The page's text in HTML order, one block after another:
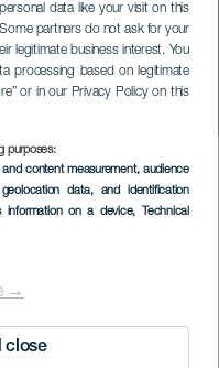
data like your visit on this
partners do not ask for your
legitimate business interest. You
processing based on legitimate
or in our Privacy Policy on this
purposes:
and content measurement, audience
data, and identification
information on a device, Technical
→
close
im